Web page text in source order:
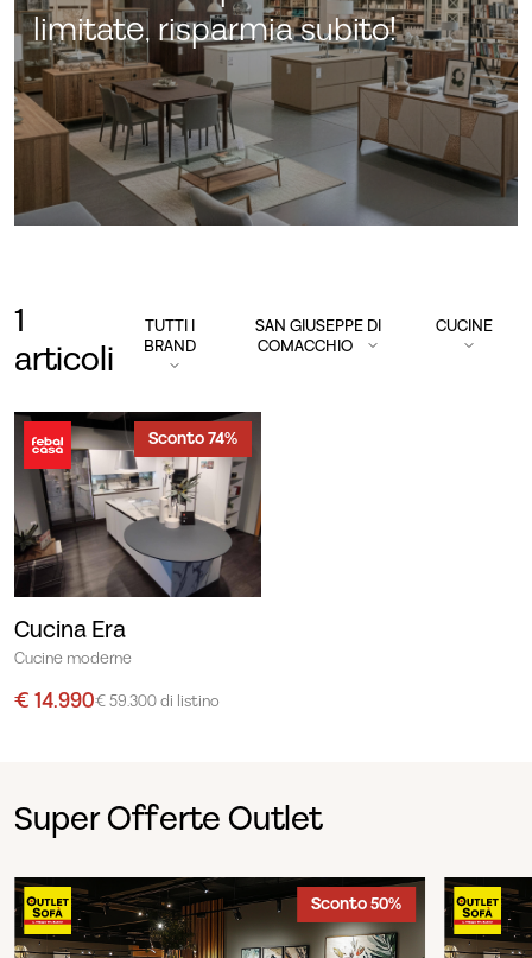
limitate, risparmia subito!
1
articoli
TUTTI I
BRAND
SAN GIUSEPPE DI
COMACCHIO
CUCINE
Sconto 74%
Cucina Era
Cucine moderne
€ 14.990€ 59.300 di listino
Super Offerte Outlet
Sconto 50%